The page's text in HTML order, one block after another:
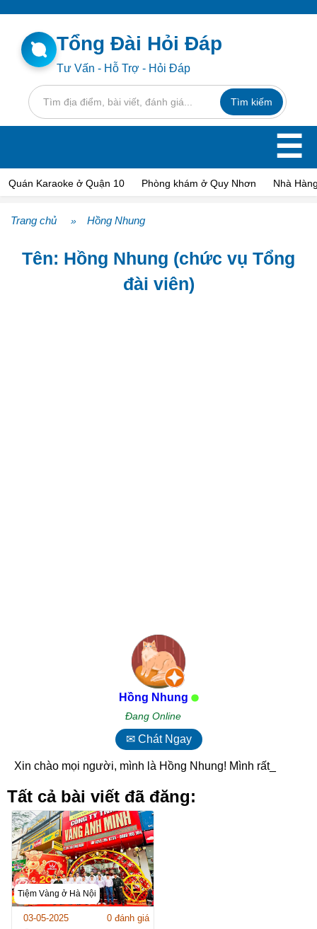
Tổng Đài Hỏi Đáp
Tư Vấn - Hỗ Trợ - Hỏi Đáp
☰
Quán Karaoke ở Quận 10 Phòng khám ở Quy Nhơn Nhà
Trang chủ » Hồng Nhung
Tên: Hồng Nhung (chức vụ Tổng
đài viên)
Hồng Nhung
Đang Online
✉ Chát Ngay
Xin chào mọi người, mình là Hồng Nhung! Mình rất v_
Tất cả bài viết đã đăng:
Tiệm Vàng ở Hà Nội
03-05-2025 0 đánh giá